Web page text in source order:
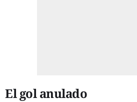
El gol anulado